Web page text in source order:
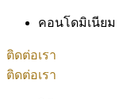
คอนโดมิเนียม
ติดต่อเรา
ติดต่อเรา